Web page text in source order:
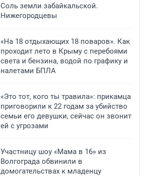
Соль земли забайкальской.
Нижегородцевы
«На 18 отдыхающих 18 поваров». Как
проходит лето в Крыму с перебоями
света и бензина, водой по графику и
налетами БПЛА
«Это тот, кого ты травила»: прикамца
приговорили к 22 годам за убийство
семьи его девушки, сейчас он звонит
ей с угрозами
Участницу шоу «Мама в 16» из
Волгограда обвинили в
домогательствах к младенцу